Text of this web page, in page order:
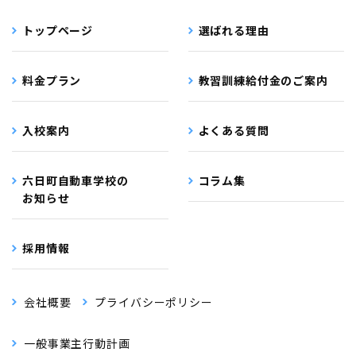
トップページ 選ばれる理由
料金プラン 教習訓練給付金のご案内
入校案内 よくある質問
六日町自動車学校の
お知らせ
コラム集
採用情報
会社概要 プライバシーポリシー
一般事業主行動計画